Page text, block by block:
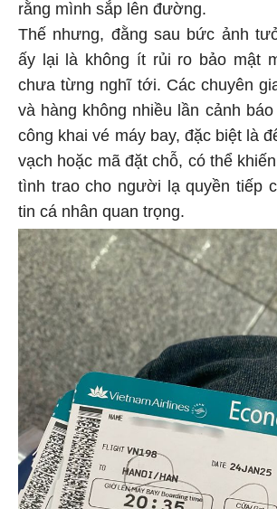
rằng mình sắp lên đường.
Thế nhưng, đằng sau bức ảnh
ấy lại là không ít rủi ro bảo mật
chưa từng nghĩ tới. Các chuyên
và hàng không nhiều lần cảnh
công khai vé máy bay, đặc biệt là
vạch hoặc mã đặt chỗ, có thể
tình trao cho người lạ quyền tiếp
tin cá nhân quan trọng.